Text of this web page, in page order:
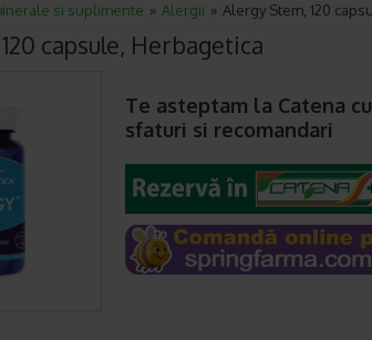
si suplimente Alergii Alergy Stem, 120
capsule, Herbagetica
Te asteptam la Catena cu
sfaturi si recomandari